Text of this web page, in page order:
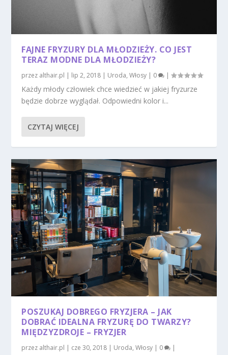
FAJNE FRYZURY DLA MŁODZIEŻY. CO JEST
TERAZ MODNE DLA MŁODZIEŻY?
przez althair.pl | lip 2, 2018 | Uroda,Włosy | 0 |
Każdy młody człowiek chce wiedzieć w jakiej fryzurze
będzie dobrze wyglądał. Odpowiedni kolor i...
CZYTAJ WIĘCEJ
POSZUKAJ DOBREGO FRYZJERA – JAK
DOBRAĆ IDEALNA FRYZURĘ DO TWARZY?
MIĘDZYZDROJE – FRYZJER
przez althair.pl | cze 30, 2018 | Uroda,Włosy | 0 |